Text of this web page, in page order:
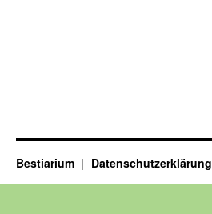
Bestiarium Datenschutzerklärung